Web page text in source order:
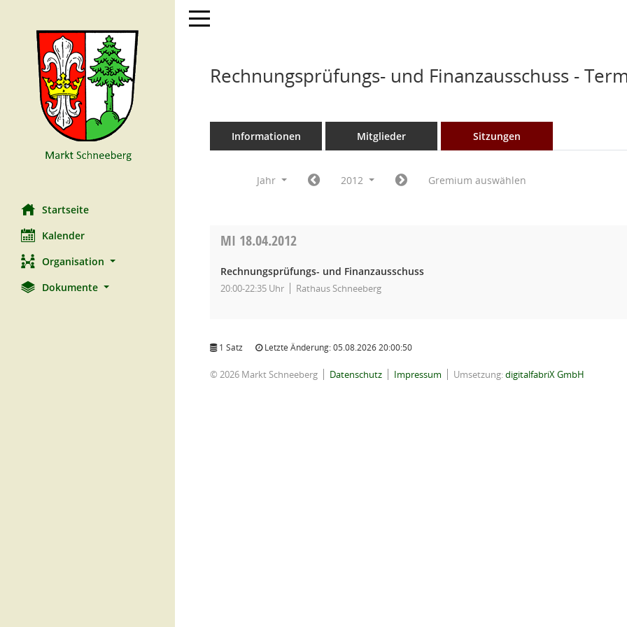
Startseite
Kalender
Organisation
Dokumente
Toggle navigation
Rechnungsprüfungs- und Finanzausschuss -
Informationen Mitglieder Sitzungen
Jahr 2012 Gremium auswählen
MI 18.04.2012
Rechnungsprüfungs- und Finanzausschuss
20:00-22:35 Uhr Rathaus Schneeberg
1 Satz Letzte Änderung: 05.08.2026 20:00:50
© 2026 Markt Schneeberg Datenschutz Impressum Umsetzung:digitalfabriX GmbH